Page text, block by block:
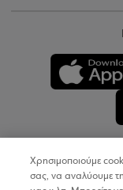
Χρησιμοποιούμε
σας, να αναλύουμε